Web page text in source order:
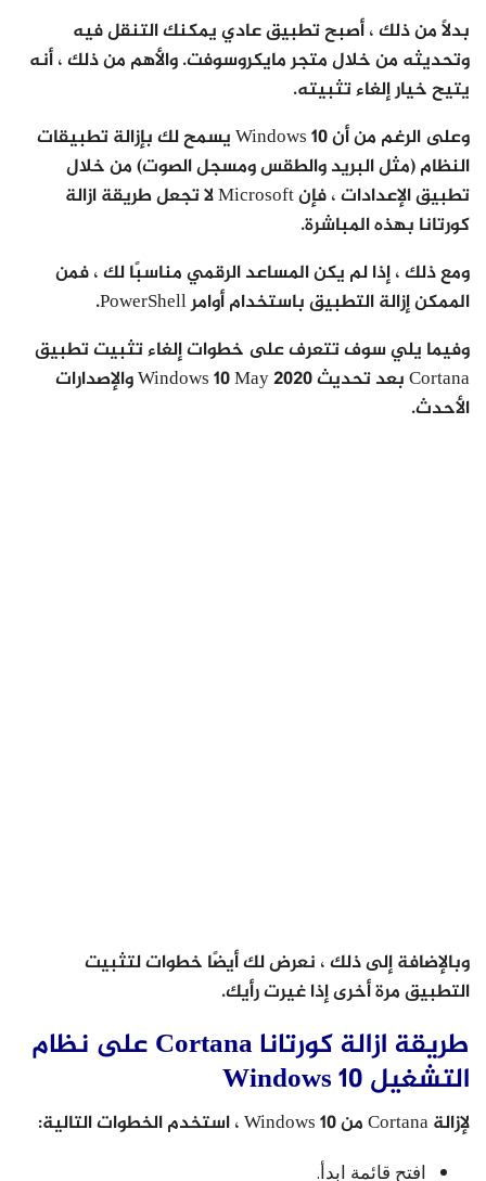
بدلاً من ذلك ، أصبح تطبيق عادي يمكنك التنقل فيه
وتحديثه من خلال متجر مايكروسوفت. والأهم من ذلك ، أنه
يتيح خيار إلغاء تثبيته.
وعلى الرغم من أن Windows 10 يسمح لك بإزالة تطبيقات
النظام (مثل البريد والطقس ومسجل الصوت) من خلال
تطبيق الإعدادات ، فإن Microsoft لا تجعل طريقة ازالة
كورتانا بهذه المباشرة.
ومع ذلك ، إذا لم يكن المساعد الرقمي مناسبًا لك ، فمن
الممكن إزالة التطبيق باستخدام أوامر PowerShell.
وفيما يلي سوف تتعرف على خطوات إلغاء تثبيت تطبيق
Cortana بعد تحديث Windows 10 May 2020 والإصدارات
الأحدث.
وبالإضافة إلى ذلك ، نعرض لك أيضًا خطوات لتثبيت
التطبيق مرة أخرى إذا غيرت رأيك.
طريقة ازالة كورتانا Cortana على نظام
التشغيل Windows 10
لإزالة Cortana من Windows 10 ، استخدم الخطوات التالية:
افتح قائمة ابدأ.